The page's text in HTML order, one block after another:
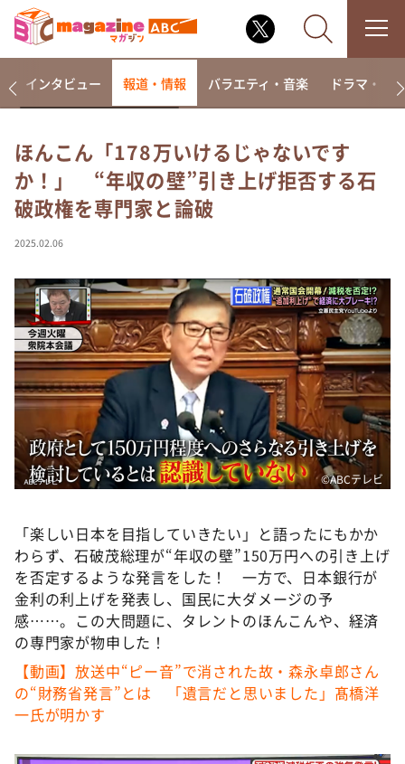
なるみ・岡村の過ぎるTV
相席食堂
これ余談なんですけど・・・
て真剣です
探偵！ナイトスクープ
news おかえり
河合＆A.B.C-Z塚田×福井アナ「なんでやねん！？」
（news おかえり）
DAIGOも台所 ～きょうの献立 何にする？～
本日はダイアンなり！シーズン２
朝だ！生です旅サラダ
ＬＩＦＥ～夢のカタチ～
新婚さんいらっしゃい！
ポツンと一軒家
ザキ山小屋本館
ぺこぱのまるスポ
アナ回覧板
インタビュー 報道・情報 バラエティ・音楽 ドラマ・映画
ほんこん「178万いけるじゃないです
か！」 “年収の壁”引き上げ拒否する石
破政権を専門家と論破
2025.02.06
©ABCテレビ
「楽しい日本を目指していきたい」と語ったにもかか
わらず、石破茂総理が“年収の壁”150万円への引き上げ
を否定するような発言をした！ 一方で、日本銀行が
金利の利上げを発表し、国民に大ダメージの予
感……。この大問題に、タレントのほんこんや、経済
の専門家が物申した！
【動画】放送中“ピー音”で消された故・森永卓郎さん
の“財務省発言”とは 「遺言だと思いました」髙橋洋
一氏が明かす